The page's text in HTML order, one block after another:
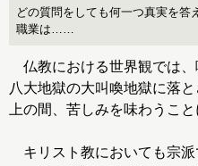
どの質問をしても何一つ真実を答
職業は……
仏教における世界観では、
八大地獄の大叫喚地獄に落
上の間、苦しみを味わうこと
キリスト教においても宗派